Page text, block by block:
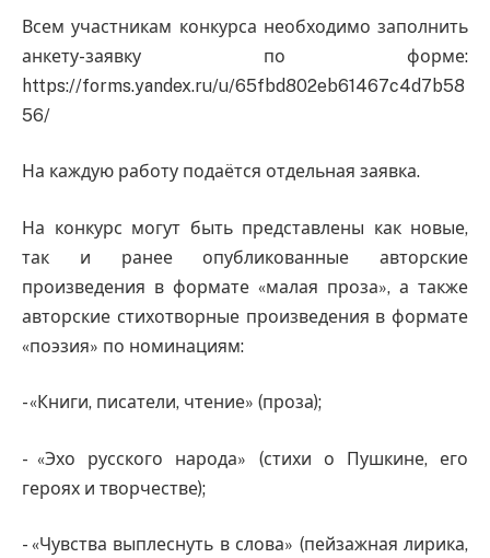
Всем участникам конкурса необходимо заполнить
анкету-заявку по форме:
https://forms.yandex.ru/u/65fbd802eb61467c4d7b58
56/
На каждую работу подаётся отдельная заявка.
На конкурс могут быть представлены как новые,
так и ранее опубликованные авторские
произведения в формате «малая проза», а также
авторские стихотворные произведения в формате
«поэзия» по номинациям:
- «Книги, писатели, чтение» (проза);
- «Эхо русского народа» (стихи о Пушкине, его
героях и творчестве);
- «Чувства выплеснуть в слова» (пейзажная лирика,